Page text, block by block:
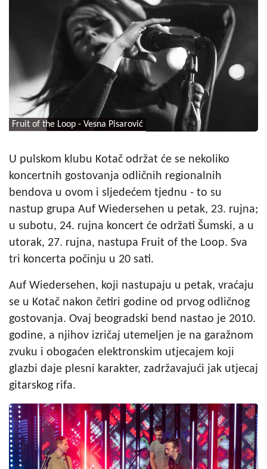
Fruit of the Loop - Vesna Pisarović
U pulskom klubu Kotač održat će se nekoliko
koncertnih gostovanja odličnih regionalnih
bendova u ovom i sljedećem tjednu - to su
nastup grupa Auf Wiedersehen u petak, 23. rujna;
u subotu, 24. rujna koncert će održati Šumski, a u
utorak, 27. rujna, nastupa Fruit of the Loop. Sva
tri koncerta počinju u 20 sati.
Auf Wiedersehen, koji nastupaju u petak, vraćaju
se u Kotač nakon četiri godine od prvog odličnog
gostovanja. Ovaj beogradski bend nastao je 2010.
godine, a njihov izričaj utemeljen je na garažnom
zvuku i obogaćen elektronskim utjecajem koji
glazbi daje plesni karakter, zadržavajući jak utjecaj
gitarskog rifa.